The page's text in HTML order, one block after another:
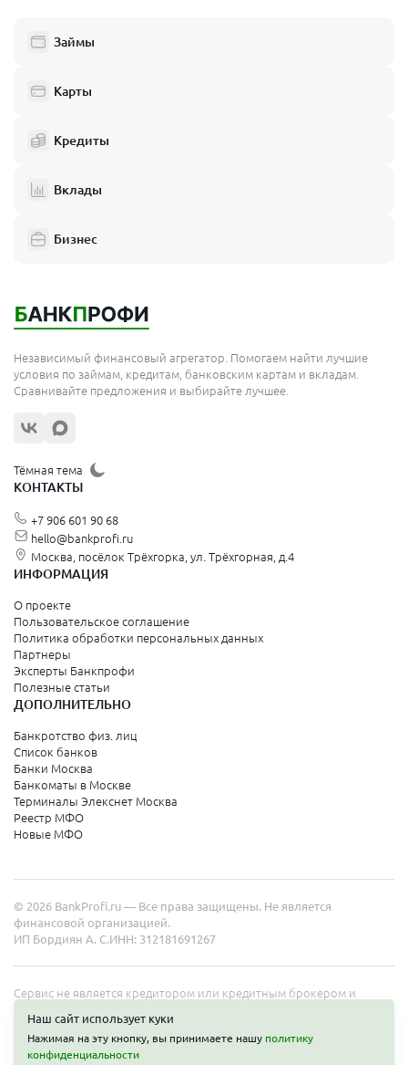
Балашиха
Одинцово
Электросталь
Реутов
Подольск
Королёв
Сергиев Посад
Орехово-Зуево
Щёлково
Видное
Зеленоград
Санкт-Петербург и Ленинградская область
Колпино
Санкт-Петербург
Краснодарский край
Армавир
Сочи
Анапа
Ейск
Свердловская область
Займы
Карты
Кредиты
Вклады
Бизнес
Независимый финансовый агрегатор. Помогаем найти лучшие
условия по займам, кредитам, банковским картам и вкладам.
Сравнивайте предложения и выбирайте лучшее.
Тёмная тема
КОНТАКТЫ
+7 906 601 90 68
hello@bankprofi.ru
Москва, посёлок Трёхгорка, ул. Трёхгорная, д.4
ИНФОРМАЦИЯ
О проекте
Пользовательское соглашение
Политика обработки персональных данных
Партнеры
Эксперты Банкпрофи
Полезные статьи
ДОПОЛНИТЕЛЬНО
Банкротство физ. лиц
Список банков
Банки Москва
Банкоматы в Москве
Терминалы Элекснет Москва
Реестр МФО
Новые МФО
© 2026 BankProfi.ru — Все права защищены. Не является
финансовой организацией.
ИП Бордиян А. С.ИНН: 312181691267
Сервис не является кредитором или кредитным брокером и
на сайте не является публичной офертой. Полные условия услуг
уточняйте на сайте организаций.
Наш сайт использует куки
Нажимая на эту кнопку, вы принимаете нашу политику
конфиденциальности